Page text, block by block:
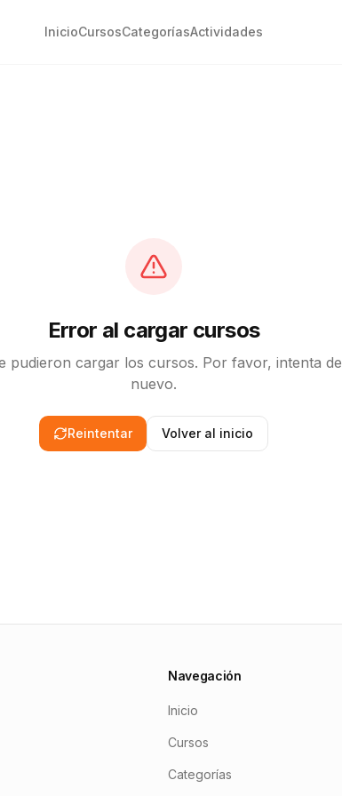
InicioCursosCategoríasActividades
Error al cargar cursos
pudieron cargar los cursos. Por favor, intenta de
nuevo.
Reintentar Volver al inicio
Navegación
Inicio
Cursos
Categorías